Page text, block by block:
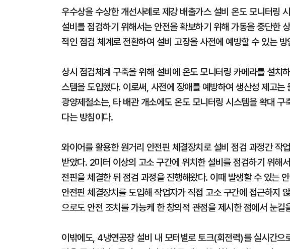
우수상을 수상한 개선사례로 제강 배출가스 설비 온도 모니터링
설비를 점검하기 위해서는 안전을 확보하기 위해 가동을 중단한
적인 점검 체계로 전환하여 설비 고장을 사전에 예방할 수 있는
상시 점검체계 구축을 위해 설비에 온도 모니터링 카메라를 설치
스템을 도입했다. 이로써, 사전에 장애를 예방하여 생산성 제고
광양제철소는, 타 배관 개소에도 온도 모니터링 시스템을 확대
다는 방침이다.
와이어를 활용한 원거리 안전핀 체결장치로 설비 점검 과정간 작
받았다. 2미터 이상의 고소 구간에 위치한 설비를 점검하기 위해
전핀을 체결한 뒤 점검 과정을 진행해왔다. 이때 발생할 수 있는
안전핀 체결장치를 도입해 작업자가 직접 고소 구간에 접근하지
으로도 안전 조치를 가능케 한 창의적 관점을 제시한 점에서 눈길
이밖에도, 4냉연공장 설비 내 모터별로 토크(회전력)를 실시간으